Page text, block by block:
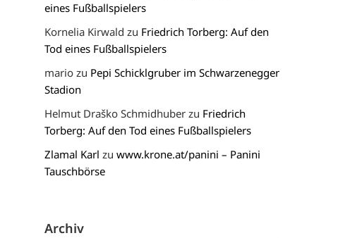
eines Fußballspielers
Kornelia Kirwald zu Friedrich Torberg: Auf den
Tod eines Fußballspielers
mariozu Pepi Schicklgruber im Schwarzenegger
Stadion
Helmut Draško Schmidhuberzu Friedrich
Torberg: Auf den Tod eines Fußballspielers
Zlamal Karl zu www.krone.at/panini – Panini
Tauschbörse
Archiv